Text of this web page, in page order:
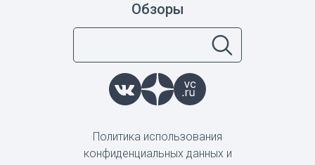
Обзоры
Политика использования
конфиденциальных данных и